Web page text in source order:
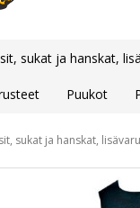
sukat ja hanskat,
Puukot
sukat ja hanskat,